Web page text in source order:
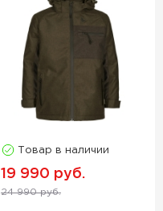
Товар в наличии
19 990 руб.
24 990 руб.